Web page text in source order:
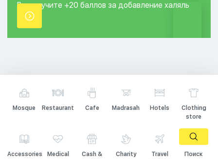
Вы получите +20 баллов за добавление халяль
точки.
Mosque Restaurant Cafe Madrasah Hotels
Clothing
store
Accessories Medical
Cash &
Charity
Travel
Поиск